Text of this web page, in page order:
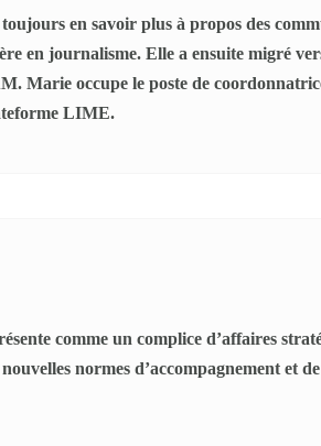
en savoir plus à propos des
en journalisme. Elle a ensuite migré
Marie occupe le poste de
LIME.
comme un complice d’affaires
normes d’accompagnement et